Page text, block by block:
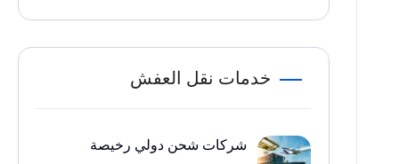
خدمات نقل العفش
شركات شحن دولي رخيصة